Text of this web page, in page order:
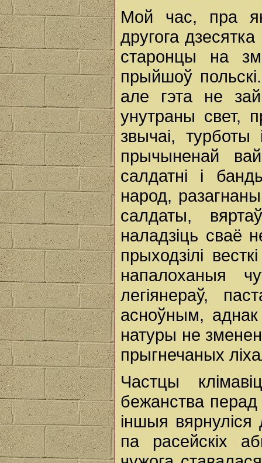
Мой час, пра
другога
старонцы на
прыйшоў
але гэта не
унутраны свет,
звычаі, турботы
прычыненай
салдатні і
народ,
салдаты,
наладзіць сваё
прыходзілі
напалоханыя
легіянераў,
асноўным,
натуры не
прыгнечаных
Частцы
бежанства
іншыя вярнуліся
па расейскіх